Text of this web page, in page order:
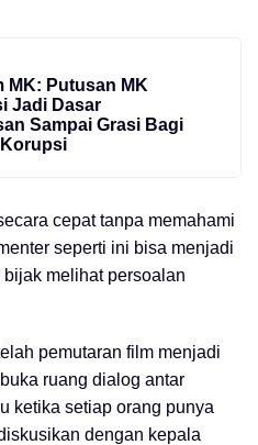
MK: Putusan MK
Jadi Dasar
Sampai Grasi Bagi
cepat tanpa memahami
seperti ini bisa menjadi
melihat persoalan
pemutaran film menjadi
ruang dialog antar
ketika setiap orang punya
dengan kepala